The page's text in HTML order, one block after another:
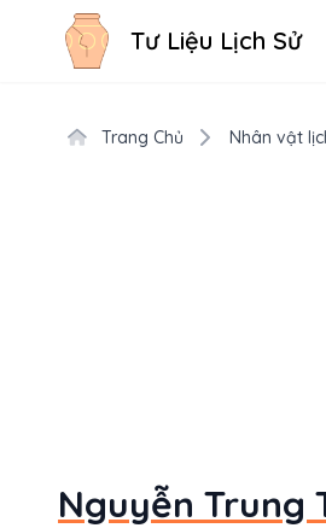
Tư Liệu Lịch Sử
Trang Chủ Nhân vật
Nguyễn Trung